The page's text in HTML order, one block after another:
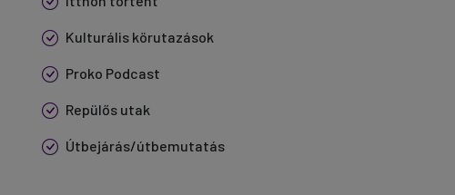
Kulturális körutazások
Proko Podcast
Repülős utak
Útbejárás/útbemutatás